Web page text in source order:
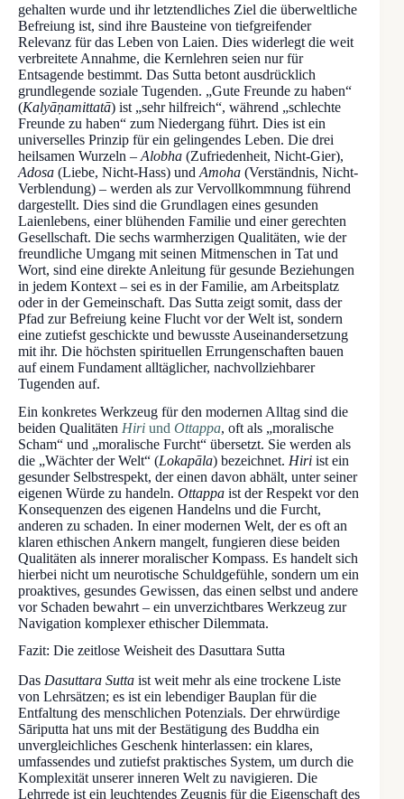
gehalten wurde und ihr letztendliches Ziel die überweltliche
Befreiung ist, sind ihre Bausteine von tiefgreifender
Relevanz für das Leben von Laien. Dies widerlegt die weit
verbreitete Annahme, die Kernlehren seien nur für
Entsagende bestimmt. Das Sutta betont ausdrücklich
grundlegende soziale Tugenden. „Gute Freunde zu haben“
(Kalyāṇamittatā) ist „sehr hilfreich“, während „schlechte
Freunde zu haben“ zum Niedergang führt. Dies ist ein
universelles Prinzip für ein gelingendes Leben. Die drei
heilsamen Wurzeln – Alobha (Zufriedenheit, Nicht-Gier),
Adosa (Liebe, Nicht-Hass) und Amoha (Verständnis, Nicht-
Verblendung) – werden als zur Vervollkommnung führend
dargestellt. Dies sind die Grundlagen eines gesunden
Laienlebens, einer blühenden Familie und einer gerechten
Gesellschaft. Die sechs warmherzigen Qualitäten, wie der
freundliche Umgang mit seinen Mitmenschen in Tat und
Wort, sind eine direkte Anleitung für gesunde Beziehungen
in jedem Kontext – sei es in der Familie, am Arbeitsplatz
oder in der Gemeinschaft. Das Sutta zeigt somit, dass der
Pfad zur Befreiung keine Flucht vor der Welt ist, sondern
eine zutiefst geschickte und bewusste Auseinandersetzung
mit ihr. Die höchsten spirituellen Errungenschaften bauen
auf einem Fundament alltäglicher, nachvollziehbarer
Tugenden auf.
Ein konkretes Werkzeug für den modernen Alltag sind die
beiden Qualitäten Hiri und Ottappa, oft als „moralische
Scham“ und „moralische Furcht“ übersetzt. Sie werden als
die „Wächter der Welt“ (Lokapāla) bezeichnet. Hiri ist ein
gesunder Selbstrespekt, der einen davon abhält, unter seiner
eigenen Würde zu handeln. Ottappa ist der Respekt vor den
Konsequenzen des eigenen Handelns und die Furcht,
anderen zu schaden. In einer modernen Welt, der es oft an
klaren ethischen Ankern mangelt, fungieren diese beiden
Qualitäten als innerer moralischer Kompass. Es handelt sich
hierbei nicht um neurotische Schuldgefühle, sondern um ein
proaktives, gesundes Gewissen, das einen selbst und andere
vor Schaden bewahrt – ein unverzichtbares Werkzeug zur
Navigation komplexer ethischer Dilemmata.
Fazit: Die zeitlose Weisheit des Dasuttara Sutta
Das Dasuttara Sutta ist weit mehr als eine trockene Liste
von Lehrsätzen; es ist ein lebendiger Bauplan für die
Entfaltung des menschlichen Potenzials. Der ehrwürdige
Sāriputta hat uns mit der Bestätigung des Buddha ein
unvergleichliches Geschenk hinterlassen: ein klares,
umfassendes und zutiefst praktisches System, um durch die
Komplexität unserer inneren Welt zu navigieren. Die
Lehrrede ist ein leuchtendes Zeugnis für die Eigenschaft des